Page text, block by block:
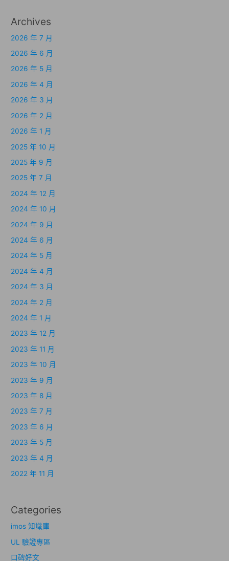
Archives
2026 年 7 月
2026 年 6 月
2026 年 5 月
2026 年 4 月
2026 年 3 月
2026 年 2 月
2026 年 1 月
2025 年 10 月
2025 年 9 月
2025 年 7 月
2024 年 12 月
2024 年 10 月
2024 年 9 月
2024 年 6 月
2024 年 5 月
2024 年 4 月
2024 年 3 月
2024 年 2 月
2024 年 1 月
2023 年 12 月
2023 年 11 月
2023 年 10 月
2023 年 9 月
2023 年 8 月
2023 年 7 月
2023 年 6 月
2023 年 5 月
2023 年 4 月
2022 年 11 月
Categories
imos 知識庫
UL 驗證專區
口碑好文